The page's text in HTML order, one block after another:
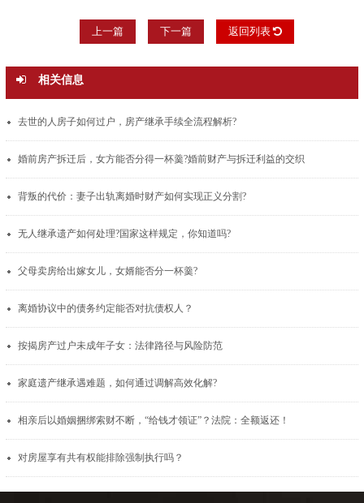
上一篇 下一篇 返回列表
相关信息
去世的人房子如何过户，房产继承手续全流程解析?
婚前房产拆迁后，女方能否分得一杯羹?婚前财产与拆迁利益的交织
背叛的代价：妻子出轨离婚时财产如何实现正义分割?
无人继承遗产如何处理?国家这样规定，你知道吗?
父母卖房给出嫁女儿，女婿能否分一杯羹?
离婚协议中的债务约定能否对抗债权人？
按揭房产过户未成年子女：法律路径与风险防范
家庭遗产继承遇难题，如何通过调解高效化解?
相亲后以婚姻捆绑索财不断，“给钱才领证”？法院：全额返还！
对房屋享有共有权能排除强制执行吗？